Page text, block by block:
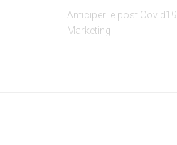
Anticiper le post Covid19
Marketing